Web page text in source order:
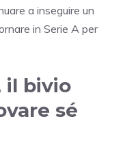
a inseguire un
in Serie A per
il bivio
sé